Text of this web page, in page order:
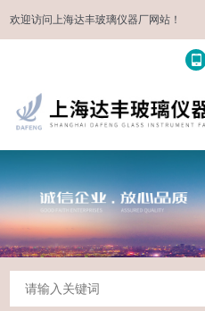
欢迎访问上海达丰玻璃仪器厂网站！